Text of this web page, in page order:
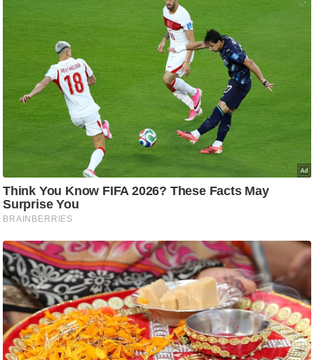
फै
श
न
घ
रे
लू
नु
स्खे
प
र्य
ट
न
स्थ
ल
फि
ट
ने
स